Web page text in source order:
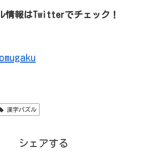
情報はTwitterでチェック！
漢字パズル
シェアする